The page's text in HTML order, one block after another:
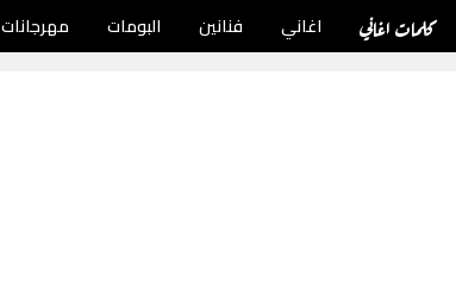
كلمات اغاني اغاني فنانين البومات مهرجانات